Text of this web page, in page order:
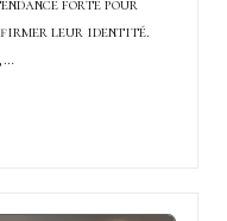
leur identité.